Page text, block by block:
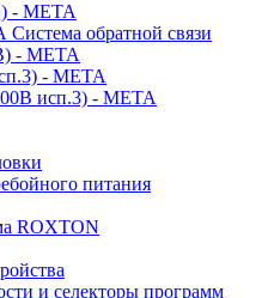
- МЕТА
обратной связи
- МЕТА
- МЕТА
исп.3) - МЕТА
питания
ROXTON
и селекторы программ